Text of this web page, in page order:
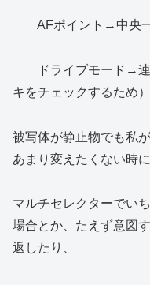
AFポイント→中央
ドライブモード→連
キをチェックするため）
被写体が静止物でも私
あまり変えたくない時
マルチセレクターでい
場合とか、たえず意図
返したり、